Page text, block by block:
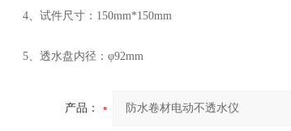
4、试件尺寸：150mm*150mm
5、透水盘内径：φ92mm
产品：